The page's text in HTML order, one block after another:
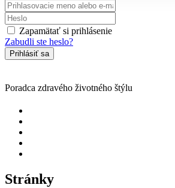
Zapamätať si prihlásenie
Zabudli ste heslo?
Prihlásiť sa
Poradca zdravého životného štýlu
Stránky